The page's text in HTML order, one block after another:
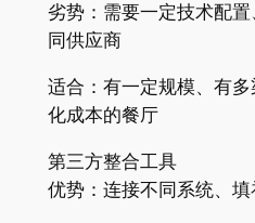
劣势：需要一定技术配
同供应商
适合：有一定规模、有
化成本的餐厅
第三方整合工具
优势：连接不同系统、填